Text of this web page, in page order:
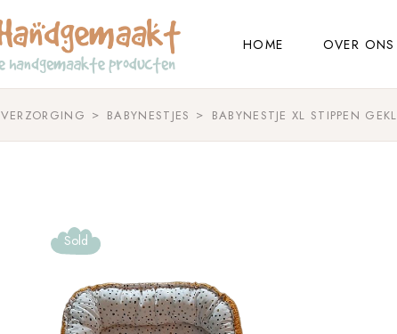
HOME OVER ONS
VERZORGING BABYNESTJES BABYNESTJE XL STIPPEN
Sold